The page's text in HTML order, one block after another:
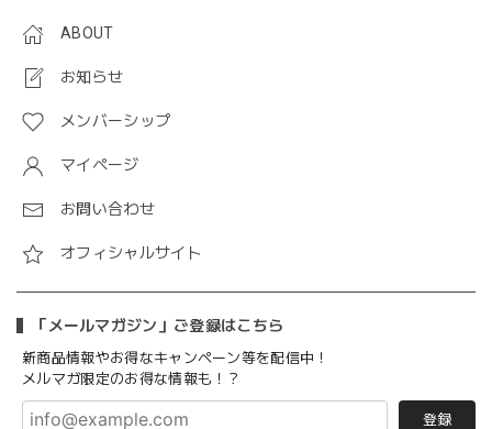
ABOUT
お知らせ
メンバーシップ
マイページ
お問い合わせ
オフィシャルサイト
「メールマガジン」ご登録はこちら
新商品情報やお得なキャンペーン等を配信中！
メルマガ限定のお得な情報も！？
登録